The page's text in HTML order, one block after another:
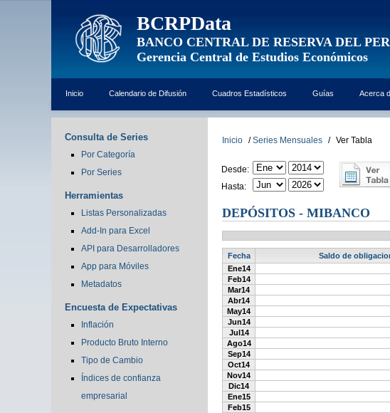
BCRPData
BANCO CENTRAL DE RESERVA DEL
Gerencia Central de Estudios Económicos
Inicio Calendario de Difusión Cuadros Estadísticos Guías Acerca
Consulta de Series
Por Categoría
Por Series
Herramientas
Listas Personalizadas
Add-In para Excel
API para Desarrolladores
App para Móviles
Metadatos
Encuesta de Expectativas
Inflación
Producto Bruto Interno
Tipo de Cambio
Índices de confianza
empresarial
Inicio / Series Mensuales / Ver Tabla
Desde:
Hasta:
DEPÓSITOS - MIBANCO
Fecha
Saldo de
Ene14
Feb14
Mar14
Abr14
May14
Jun14
Jul14
Ago14
Sep14
Oct14
Nov14
Dic14
Ene15
Feb15